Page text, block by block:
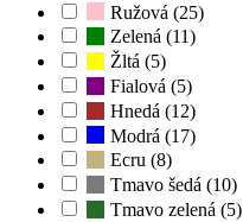
Ružová (25)
Zelená (11)
Žltá (5)
Fialová (5)
Hnedá (12)
Modrá (17)
Ecru (8)
Tmavo šedá (10)
Tmavo zelená (5)